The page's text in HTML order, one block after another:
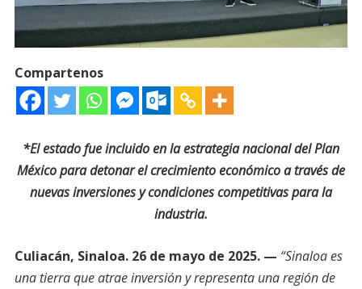
Compartenos
*El estado fue incluido en la estrategia nacional del Plan
México para detonar el crecimiento económico a través de
nuevas inversiones y condiciones competitivas para la
industria.
Culiacán, Sinaloa. 26 de mayo de 2025. — “Sinaloa es
una tierra que atrae inversión y representa una región de